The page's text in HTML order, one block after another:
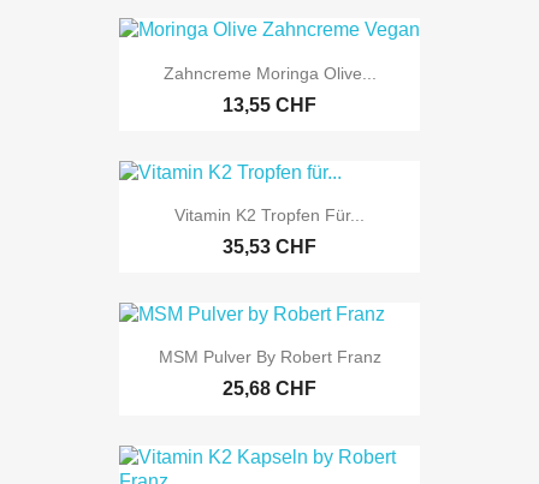
Zahncreme Moringa Olive...
13,55 CHF
Vitamin K2 Tropfen Für...
35,53 CHF
MSM Pulver By Robert Franz
25,68 CHF